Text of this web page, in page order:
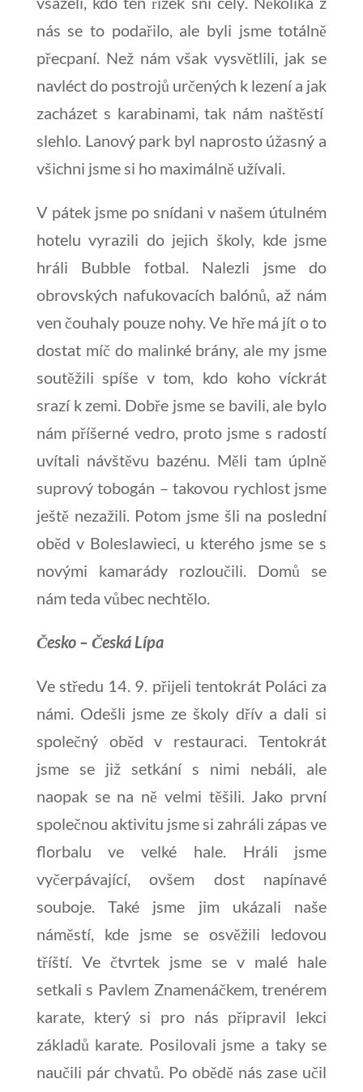
nás se to podařilo, ale byli jsme totálně
přecpaní. Než nám však vysvětlili, jak se
navléct do postrojů určených k lezení a jak
zacházet s karabinami, tak nám naštěstí
slehlo. Lanový park byl naprosto úžasný a
všichni jsme si ho maximálně užívali.
V pátek jsme po snídani v našem útulném
hotelu vyrazili do jejich školy, kde jsme
hráli Bubble fotbal. Nalezli jsme do
obrovských nafukovacích balónů, až nám
ven čouhaly pouze nohy. Ve hře má jít o to
dostat míč do malinké brány, ale my jsme
soutěžili spíše v tom, kdo koho víckrát
srazí k zemi. Dobře jsme se bavili, ale bylo
nám příšerné vedro, proto jsme s radostí
uvítali návštěvu bazénu. Měli tam úplně
suprový tobogán – takovou rychlost jsme
ještě nezažili. Potom jsme šli na poslední
oběd v Boleslawieci, u kterého jsme se s
novými kamarády rozloučili. Domů se
nám teda vůbec nechtělo.
Česko – Česká Lípa
Ve středu 14. 9. přijeli tentokrát Poláci za
námi. Odešli jsme ze školy dřív a dali si
společný oběd v restauraci. Tentokrát
jsme se již setkání s nimi nebáli, ale
naopak se na ně velmi těšili. Jako první
společnou aktivitu jsme si zahráli zápas ve
florbalu ve velké hale. Hráli jsme
vyčerpávající, ovšem dost napínavé
souboje. Také jsme jim ukázali naše
náměstí, kde jsme se osvěžili ledovou
tříští. Ve čtvrtek jsme se v malé hale
setkali s Pavlem Znamenáčkem, trenérem
karate, který si pro nás připravil lekci
základů karate. Posilovali jsme a taky se
naučili pár chvatů. Po obědě nás zase učil